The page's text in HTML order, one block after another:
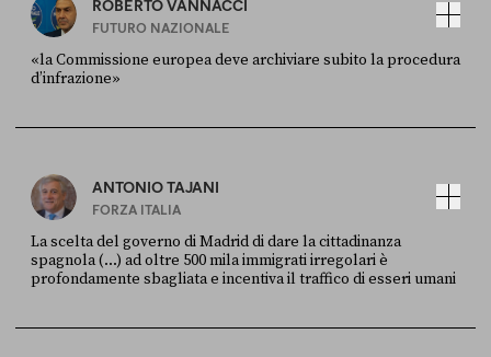
ROBERTO VANNACCI
FUTURO NAZIONALE
«la Commissione europea deve archiviare subito la procedura
d’infrazione»
ANTONIO TAJANI
FORZA ITALIA
La scelta del governo di Madrid di dare la cittadinanza
spagnola (...) ad oltre 500 mila immigrati irregolari è
profondamente sbagliata e incentiva il traffico di esseri umani